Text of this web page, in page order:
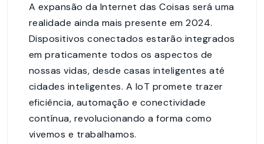
A expansão da Internet das Coisas será uma
realidade ainda mais presente em 2024.
Dispositivos conectados estarão integrados
em praticamente todos os aspectos de
nossas vidas, desde casas inteligentes até
cidades inteligentes. A IoT promete trazer
eficiência, automação e conectividade
contínua, revolucionando a forma como
vivemos e trabalhamos.